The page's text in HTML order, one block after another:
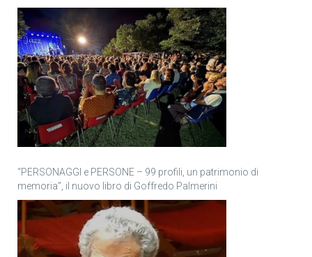
“PERSONAGGI e PERSONE – 99 profili, un patrimonio di
memoria”, il nuovo libro di Goffredo Palmerini